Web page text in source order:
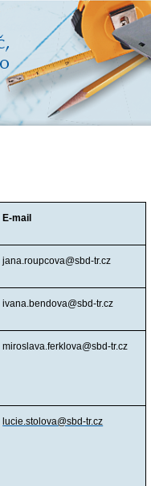
E-mail
jana.roupcova@sbd-tr.cz
ivana.bendova@sbd-tr.cz
miroslava.ferklova@sbd-tr.cz
lucie.stolova@sbd-tr.cz